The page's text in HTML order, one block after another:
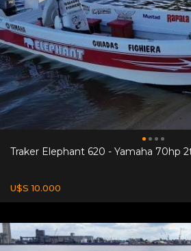
Traker Elephant 620 - Yamaha 70hp
U$S 10.000